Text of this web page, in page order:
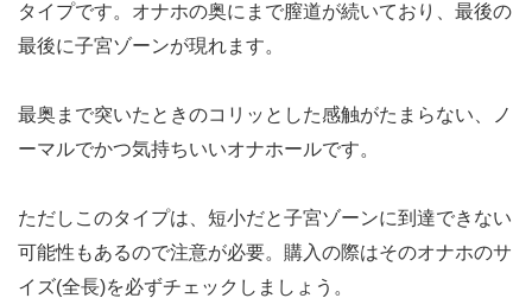
タイプです。オナホの奥にまで膣道が続いており、最後の
最後に子宮ゾーンが現れます。
最奥まで突いたときのコリッとした感触がたまらない、ノ
ーマルでかつ気持ちいいオナホールです。
ただしこのタイプは、短小だと子宮ゾーンに到達できない
可能性もあるので注意が必要。購入の際はそのオナホのサ
イズ(全長)を必ずチェックしましょう。